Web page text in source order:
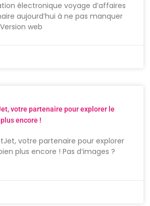
électronique voyage d’affaires
aujourd’hui à ne pas manquer
web
votre partenaire pour explorer le
encore !
votre partenaire pour explorer
plus encore ! Pas d’images ?